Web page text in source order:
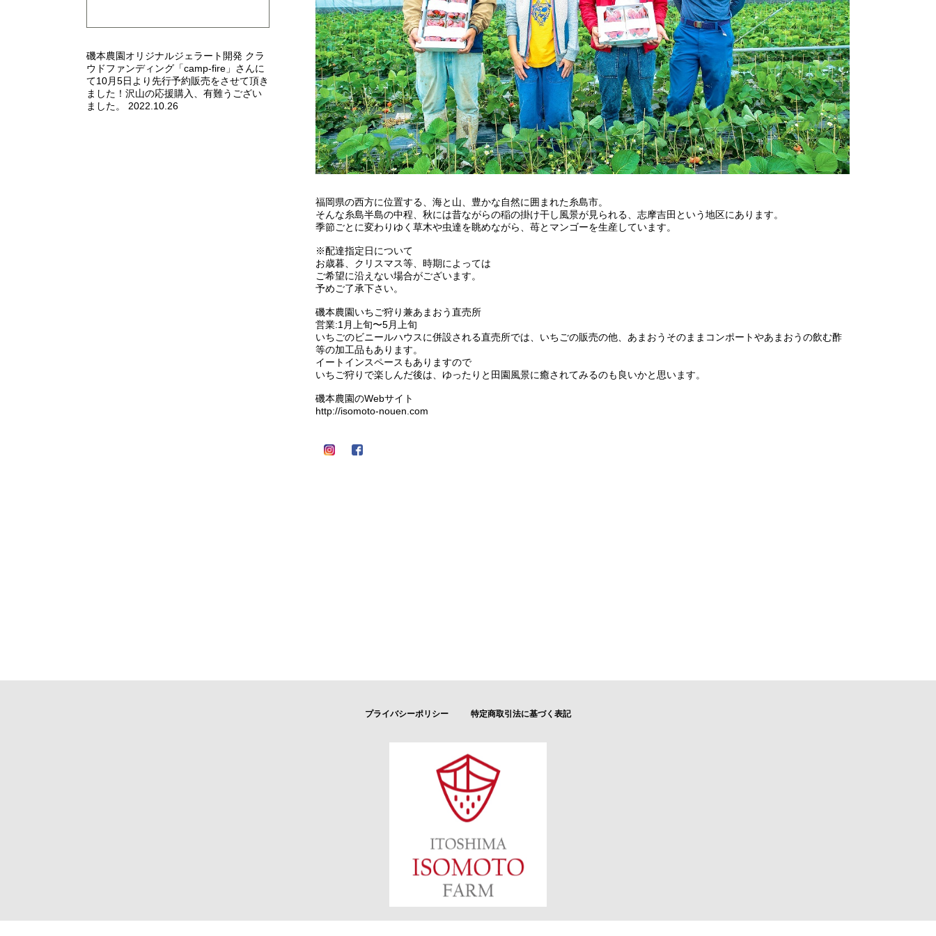
磯本農園オリジナルジェラート開発 クラ
ウドファンディング「camp-fire」さんに
て10月5日より先行予約販売をさせて頂き
ました！沢山の応援購入、有難うござい
ました。 2022.10.26
福岡県の西方に位置する、海と山、豊かな自然に囲まれた糸島市。
そんな糸島半島の中程、秋には昔ながらの稲の掛け干し風景が見られる、志摩吉田という地区にあります。
季節ごとに変わりゆく草木や虫達を眺めながら、苺とマンゴーを生産しています。
※配達指定日について
お歳暮、クリスマス等、時期によっては
ご希望に沿えない場合がございます。
予めご了承下さい。
磯本農園いちご狩り兼あまおう直売所
営業:1月上旬〜5月上旬
いちごのビニールハウスに併設される直売所では、いちごの販売の他、あまおうそのままコンポートやあまおうの飲む酢
等の加工品もあります。
イートインスペースもありますので
いちご狩りで楽しんだ後は、ゆったりと田園風景に癒されてみるのも良いかと思います。
磯本農園のWebサイト
http://isomoto-nouen.com
プライバシーポリシー 特定商取引法に基づく表記